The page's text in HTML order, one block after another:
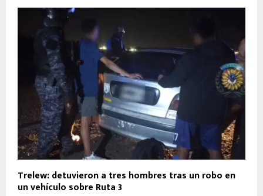
Trelew: detuvieron a tres hombres tras un robo en
un vehículo sobre Ruta 3